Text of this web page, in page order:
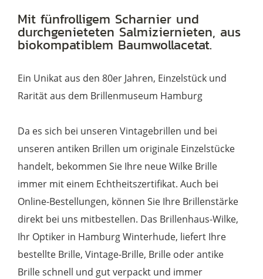
Menge
Mit fünfrolligem Scharnier und
durchgenieteten Salmiziernieten, aus
biokompatiblem Baumwollacetat.
Ein Unikat aus den 80er Jahren, Einzelstück und
Rarität aus dem Brillenmuseum Hamburg
Da es sich bei unseren Vintagebrillen und bei
unseren antiken Brillen um originale Einzelstücke
handelt, bekommen Sie Ihre neue Wilke Brille
immer mit einem Echtheitszertifikat. Auch bei
Online-Bestellungen, können Sie Ihre Brillenstärke
direkt bei uns mitbestellen. Das Brillenhaus-Wilke,
Ihr Optiker in Hamburg Winterhude, liefert Ihre
bestellte Brille, Vintage-Brille, Brille oder antike
Brille schnell und gut verpackt und immer